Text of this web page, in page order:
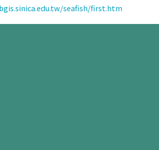
seafish/first.htm